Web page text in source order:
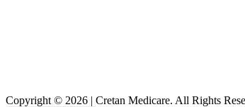
Copyright © 2026 | Cretan Medicare. All Rights